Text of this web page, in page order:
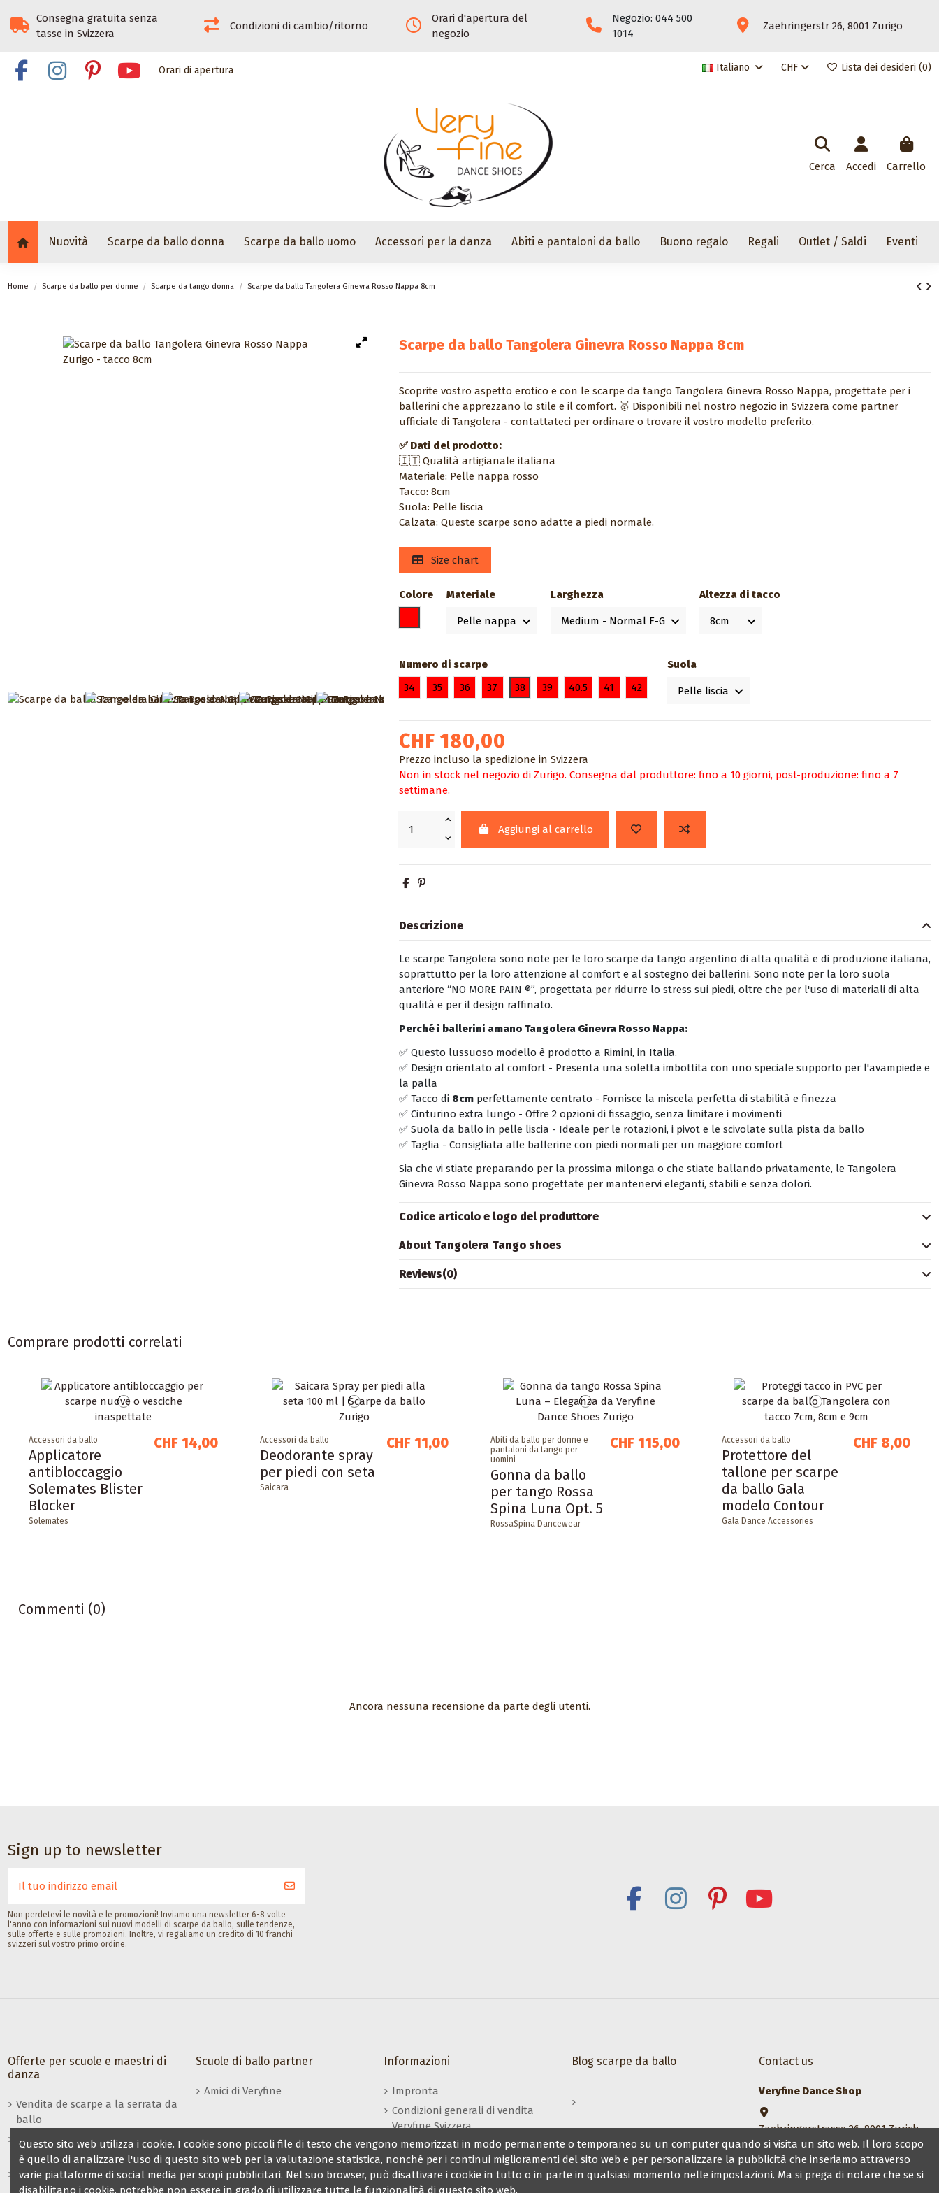
Consegna gratuita senza
tasse in Svizzera
Condizioni di cambio/ritorno
Orari d'apertura del
negozio
Negozio: 044 500
1014
Zaehringerstr 26, 8001 Zurigo
Orari di apertura Italiano CHF Lista dei desideri (0)
Cerca Accedi Carrello
Nuovità Scarpe da ballo donna Scarpe da ballo uomo Accessori per la danza Abiti e pantaloni da ballo Buono regalo Regali Outlet / Saldi Eventi
Home Scarpe da ballo per donne Scarpe da tango donna Scarpe da ballo Tangolera Ginevra Rosso Nappa 8cm
Scarpe da ballo Tangolera Ginevra Rosso Nappa 8cm
Scoprite vostro aspetto erotico e con le scarpe da tango Tangolera Ginevra Rosso Nappa, progettate per i
ballerini che apprezzano lo stile e il comfort. 🥇 Disponibili nel nostro negozio in Svizzera come partner
ufficiale di Tangolera - contattateci per ordinare o trovare il vostro modello preferito.
✅ Dati del prodotto:
🇮🇹 Qualità artigianale italiana
Materiale: Pelle nappa rosso
Tacco: 8cm
Suola: Pelle liscia
Calzata: Queste scarpe sono adatte a piedi normale.
Size chart
Colore
Materiale Larghezza Altezza di tacco
Numero di scarpe
34
35 36 37 38 39 40.5 41 42
Suola
CHF 180,00
Prezzo incluso la spedizione in Svizzera
Non in stock nel negozio di Zurigo. Consegna dal produttore: fino a 10 giorni, post-produzione: fino a 7
settimane.
Aggiungi al carrello
Descrizione
Le scarpe Tangolera sono note per le loro scarpe da tango argentino di alta qualità e di produzione italiana,
soprattutto per la loro attenzione al comfort e al sostegno dei ballerini. Sono note per la loro suola
anteriore “NO MORE PAIN ®”, progettata per ridurre lo stress sui piedi, oltre che per l'uso di materiali di alta
qualità e per il design raffinato.
Perché i ballerini amano Tangolera Ginevra Rosso Nappa:
✅ Questo lussuoso modello è prodotto a Rimini, in Italia.
✅ Design orientato al comfort - Presenta una soletta imbottita con uno speciale supporto per l'avampiede e
la palla
✅ Tacco di 8cm perfettamente centrato - Fornisce la miscela perfetta di stabilità e finezza
✅ Cinturino extra lungo - Offre 2 opzioni di fissaggio, senza limitare i movimenti
✅ Suola da ballo in pelle liscia - Ideale per le rotazioni, i pivot e le scivolate sulla pista da ballo
✅ Taglia - Consigliata alle ballerine con piedi normali per un maggiore comfort
Sia che vi stiate preparando per la prossima milonga o che stiate ballando privatamente, le Tangolera
Ginevra Rosso Nappa sono progettate per mantenervi eleganti, stabili e senza dolori.
Codice articolo e logo del produttore
About Tangolera Tango shoes
Reviews(0)
Comprare prodotti correlati
Accessori da ballo
Applicatore
antibloccaggio
Solemates Blister
Blocker
Solemates
CHF 14,00 Accessori da ballo
Deodorante spray
per piedi con seta
Saicara
CHF 11,00
Abiti da ballo per donne e
pantaloni da tango per
uomini
Gonna da ballo
per tango Rossa
Spina Luna Opt. 5
RossaSpina Dancewear
CHF 115,00 Accessori da ballo
Protettore del
tallone per scarpe
da ballo Gala
modelo Contour
Gala Dance Accessories
CHF 8,00
Commenti (0)
Ancora nessuna recensione da parte degli utenti.
Sign up to newsletter
Non perdetevi le novità e le promozioni! Inviamo una newsletter 6-8 volte
l'anno con informazioni sui nuovi modelli di scarpe da ballo, sulle tendenze,
sulle offerte e sulle promozioni. Inoltre, vi regaliamo un credito di 10 franchi
svizzeri sul vostro primo ordine.
Offerte per scuole e maestri di
danza
Vendita de scarpe a la serrata da
ballo
Vantaggi per insegnanti / gruppi
di danza
Rivendita di scarpe da ballo
Veryfine
Scuole di ballo partner
Amici di Veryfine
Informazioni
Impronta
Condizioni generali di vendita
Veryfine Svizzera
Il mio conto Veryfine
Blog scarpe da ballo Contact us
Veryfine Dance Shop
Zaehringerstrasse 26, 8001 Zurich
+41 44 500 1014
sales@veryfine.ch
Questo sito web utilizza i cookie. I cookie sono piccoli file di testo che vengono memorizzati in modo permanente o temporaneo su un computer quando si visita un sito web. Il loro scopo
è quello di analizzare l'uso di questo sito web per la valutazione statistica, nonché per i continui miglioramenti del sito web e per personalizzare la pubblicità che inseriamo attraverso
varie piattaforme di social media per scopi pubblicitari. Nel suo browser, può disattivare i cookie in tutto o in parte in qualsiasi momento nelle impostazioni. Ma si prega di notare che se si
disabilitano i cookie, potrebbe non essere in grado di utilizzare tutte le funzionalità di questo sito web.